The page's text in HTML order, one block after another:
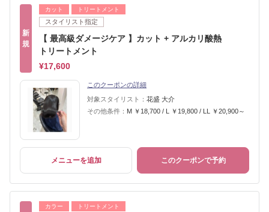
新
規
カット トリートメント
スタイリスト指定
【 最高級ダメージケア 】カット + アルカリ酸熱
トリートメント
¥17,600
このクーポンの詳細
対象スタイリスト： 花盛 大介
その他条件： M ￥18,700 / L ￥19,800 / LL ￥20,900～
メニューを追加 このクーポンで予約
カラー トリートメント